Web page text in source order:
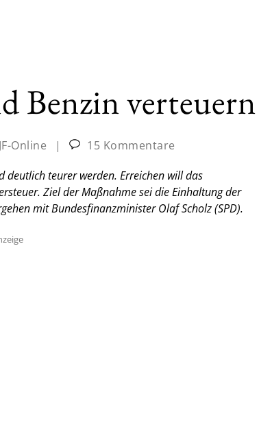
Benzin verteuern
JF-Online |
15 Kommentare
deutlich teurer werden. Erreichen will das
Ziel der Maßnahme sei die Einhaltung der
mit Bundesfinanzminister Olaf Scholz (SPD).